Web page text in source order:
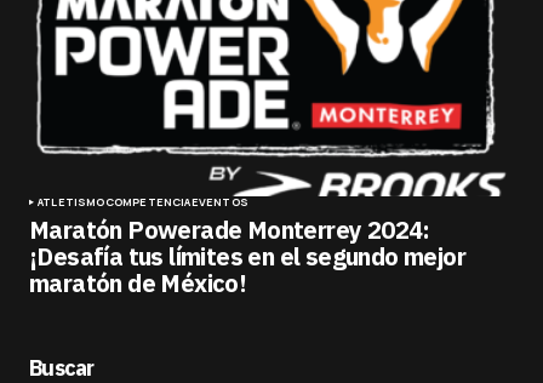
ATLETISMOCOMPETENCIAEVENTOS
Maratón Powerade Monterrey 2024:
¡Desafía tus límites en el segundo mejor
maratón de México!
Buscar